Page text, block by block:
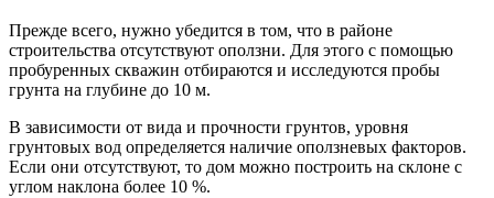
Прежде всего, нужно убедится в том, что в районе
строительства отсутствуют оползни. Для этого с помощью
пробуренных скважин отбираются и исследуются пробы
грунта на глубине до 10 м.
В зависимости от вида и прочности грунтов, уровня
грунтовых вод определяется наличие оползневых факторов.
Если они отсутствуют, то дом можно построить на склоне с
углом наклона более 10 %.